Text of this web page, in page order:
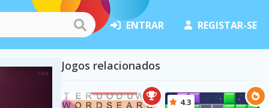
ENTRAR REGISTAR-SE
Jogos relacionados
4.3